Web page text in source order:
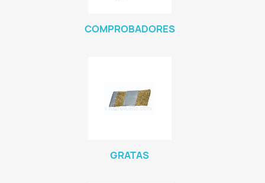
COMPROBADORES
GRATAS